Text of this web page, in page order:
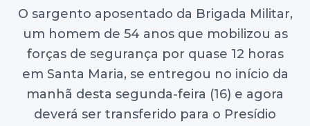
O sargento aposentado da Brigada Militar,
um homem de 54 anos que mobilizou as
forças de segurança por quase 12 horas
em Santa Maria, se entregou no início da
manhã desta segunda-feira (16) e agora
deverá ser transferido para o Presídio